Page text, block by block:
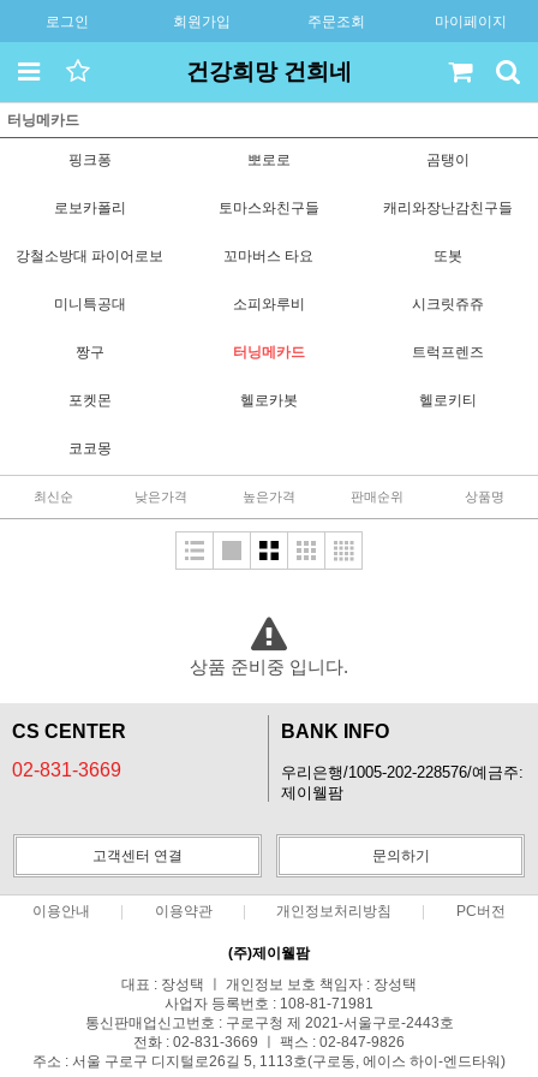
로그인 회원가입 주문조회 마이페이지
건강희망 건희네
터닝메카드
핑크퐁 뽀로로 곰탱이
로보카폴리 토마스와친구들 캐리와장난감친구들
강철소방대 파이어로보 꼬마버스 타요 또봇
미니특공대 소피와루비 시크릿쥬쥬
짱구 터닝메카드 트럭프렌즈
포켓몬 헬로카봇 헬로키티
코코몽
최신순 낮은가격 높은가격 판매순위 상품명
상품 준비중 입니다.
CS CENTER
02-831-3669
BANK INFO
우리은행/1005-202-228576/예금주:
제이웰팜
고객센터 연결 문의하기
이용안내 이용약관 개인정보처리방침 PC버전
(주)제이웰팜
대표 : 장성택 ㅣ 개인정보 보호 책임자 : 장성택
사업자 등록번호 : 108-81-71981
통신판매업신고번호 : 구로구청 제 2021-서울구로-2443호
전화 : 02-831-3669 ㅣ 팩스 : 02-847-9826
주소 : 서울 구로구 디지털로26길 5, 1113호(구로동, 에이스 하이-엔드타워)